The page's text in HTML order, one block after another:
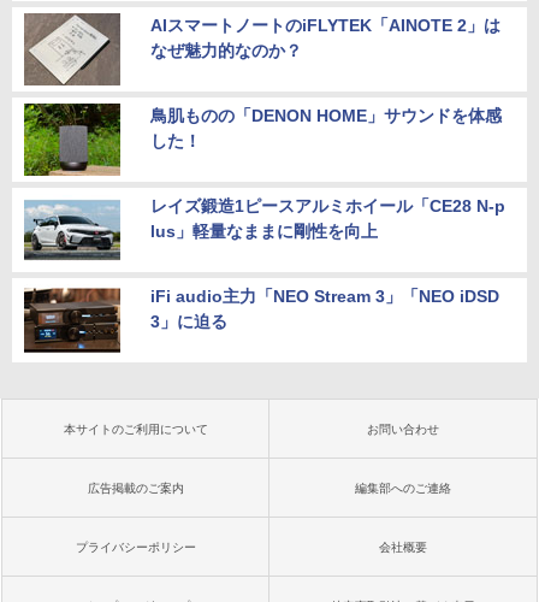
AIスマートノートのiFLYTEK「AINOTE 2」は
なぜ魅力的なのか？
鳥肌ものの「DENON HOME」サウンドを体感
した！
レイズ鍛造1ピースアルミホイール「CE28 N-p
lus」軽量なままに剛性を向上
iFi audio主力「NEO Stream 3」「NEO iDSD
3」に迫る
本サイトのご利用について お問い合わせ
広告掲載のご案内 編集部へのご連絡
プライバシーポリシー 会社概要